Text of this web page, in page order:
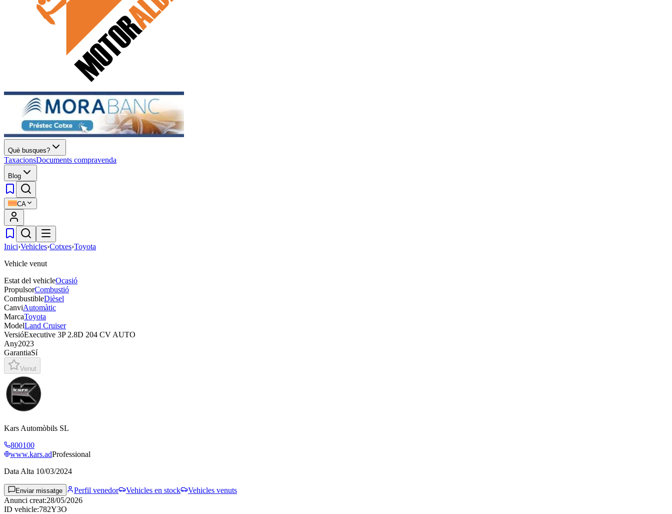
Què busques?
TaxacionsDocuments compravenda
Blog
CA
Inici›Vehicles›Cotxes›Toyota
Vehicle venut
Estat del vehicleOcasió
PropulsorCombustió
CombustibleDièsel
CanviAutomàtic
MarcaToyota
ModelLand Cruiser
VersióExecutive 3P 2.8D 204 CV AUTO
Any2023
GarantiaSí
Venut
Kars Automòbils SL
800100
www.kars.adProfessional
Data Alta 10/03/2024
Enviar missatge Perfil venedor Vehicles en stock
Vehicles venuts
Anunci creat:28/05/2026
ID vehicle:782Y3O